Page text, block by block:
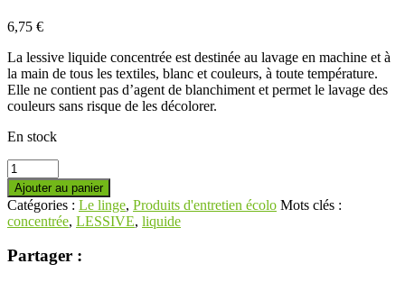
6,75 €
La lessive liquide concentrée est destinée au lavage en machine et à
la main de tous les textiles, blanc et couleurs, à toute température.
Elle ne contient pas d’agent de blanchiment et permet le lavage des
couleurs sans risque de les décolorer.
En stock
Ajouter au panier
Catégories : Le linge, Produits d'entretien écolo Mots clés :
concentrée, LESSIVE, liquide
Partager :